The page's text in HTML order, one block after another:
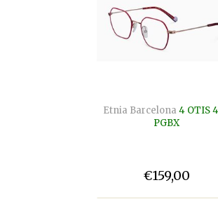
Etnia Barcelona 4 OTIS
PGBX
€159,00